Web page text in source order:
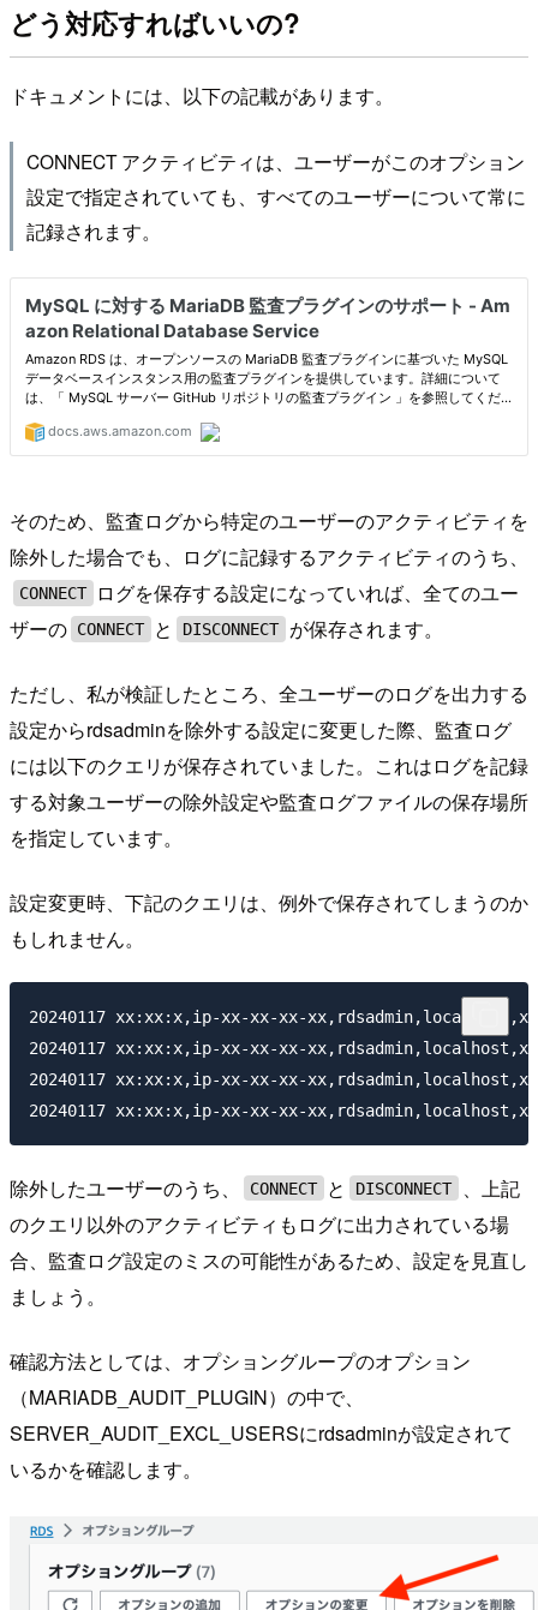
どう対応すればいいの?
ドキュメントには、以下の記載があります。
CONNECT アクティビティは、ユーザーがこのオプション
設定で指定されていても、すべてのユーザーについて常に
記録されます。
そのため、監査ログから特定のユーザーのアクティビティを
除外した場合でも、ログに記録するアクティビティのうち、
CONNECT
ログを保存する設定になっていれば、全てのユー
ザーの CONNECT と DISCONNECT が保存されます。
ただし、私が検証したところ、全ユーザーのログを出力する
設定からrdsadminを除外する設定に変更した際、監査ログ
には以下のクエリが保存されていました。これはログを記録
する対象ユーザーの除外設定や監査ログファイルの保存場所
を指定しています。
設定変更時、下記のクエリは、例外で保存されてしまうのか
もしれません。
20240117 xx:xx:x,ip-xx-xx-xx-
20240117 xx:xx:x,ip-xx-xx-xx-
20240117 xx:xx:x,ip-xx-xx-xx-
除外したユーザーのうち、 CONNECT と DISCONNECT
、上記
のクエリ以外のアクティビティもログに出力されている場
合、監査ログ設定のミスの可能性があるため、設定を見直し
ましょう。
確認方法としては、オプショングループのオプション
（MARIADB_AUDIT_PLUGIN）の中で、
SERVER_AUDIT_EXCL_USERSにrdsadminが設定されて
いるかを確認します。